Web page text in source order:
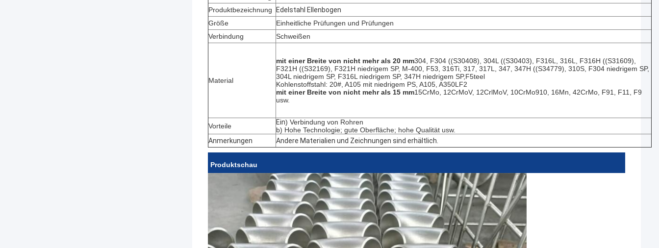
Produktbezeichnung
Edelstahl Ellenbogen
Größe
Einheitliche Prüfungen und Prüfungen
Verbindung
Schweißen
Material
mit einer Breite von nicht mehr als 20 mm304, F304 ((S30408), 304L ((S30403), F316L, 316L, F316H ((S31609),
F321H ((S32169), F321H niedrigem SP, M-400, F53, 316Ti, 317, 317L, 347, 347H ((S34779), 310S, F304 niedrigem SP,
304L niedrigem SP, F316L niedrigem SP, 347H niedrigem SP,F5teel
Kohlenstoffstahl: 20#, A105 mit niedrigem PS, A105, A350LF2
mit einer Breite von nicht mehr als 15 mm15CrMo, 12CrMoV, 12CrlMoV, 10CrMo910, 16Mn, 42CrMo, F91, F11, F9
usw.
Vorteile Ein) Verbindung von Rohren
b) Hohe Technologie; gute Oberfläche; hohe Qualität usw.
Anmerkungen
Andere Materialien und Zeichnungen sind erhältlich.
Produktschau